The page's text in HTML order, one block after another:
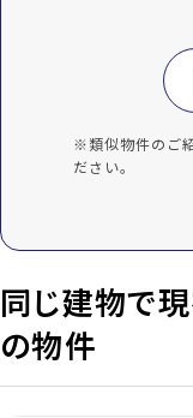
※類似物件のご
ださい。
同じ建物で
の物件